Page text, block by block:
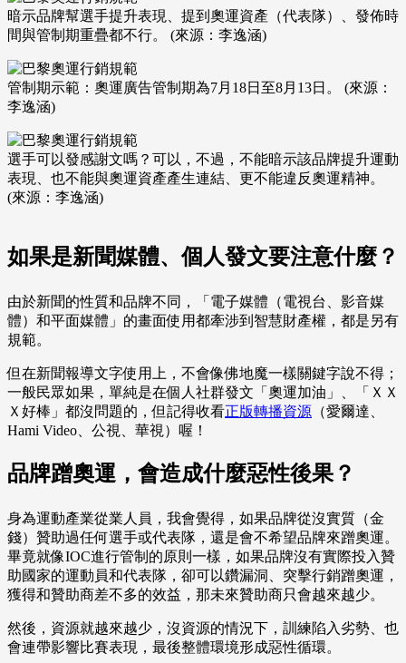
暗示品牌幫選手提升表現、提到奧運資產（代表隊）、發佈時
間與管制期重疊都不行。 (來源：李逸涵)
管制期示範：奧運廣告管制期為7月18日至8月13日。 (來源：
李逸涵)
選手可以發感謝文嗎？可以，不過，不能暗示該品牌提升運動
表現、也不能與奧運資產產生連結、更不能違反奧運精神。
(來源：李逸涵)
如果是新聞媒體、個人發文要注意什麼？
由於新聞的性質和品牌不同，「電子媒體（電視台、影音媒
體）和平面媒體」的畫面使用都牽涉到智慧財產權，都是另有
規範。
但在新聞報導文字使用上，不會像佛地魔一樣關鍵字說不得；
一般民眾如果，單純是在個人社群發文「奧運加油」、「ＸＸ
Ｘ好棒」都沒問題的，但記得收看正版轉播資源 （愛爾達、
Hami Video、公視、華視）喔！
品牌蹭奧運，會造成什麼惡性後果？
身為運動產業從業人員，我會覺得，如果品牌從沒實質（金
錢）贊助過任何選手或代表隊，還是會不希望品牌來蹭奧運。
畢竟就像IOC進行管制的原則一樣，如果品牌沒有實際投入贊
助國家的運動員和代表隊，卻可以鑽漏洞、突擊行銷蹭奧運，
獲得和贊助商差不多的效益，那未來贊助商只會越來越少。
然後，資源就越來越少，沒資源的情況下，訓練陷入劣勢、也
會連帶影響比賽表現，最後整體環境形成惡性循環。